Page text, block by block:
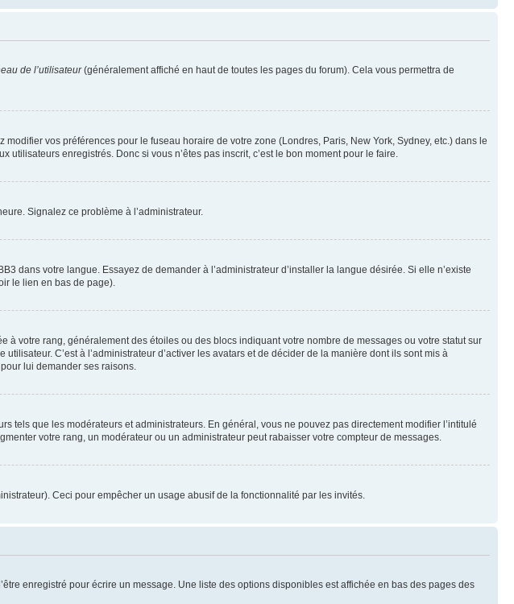
de l’utilisateur(généralement affiché en haut de toutes les pages du forum). Cela vous permettra de
vos préférences pour le fuseau horaire de votre zone (Londres, Paris, New York, Sydney, etc.) dans le
enregistrés. Donc si vous n’êtes pas inscrit, c’est le bon moment pour le faire.
Signalez ce problème à l’administrateur.
dans votre langue. Essayez de demander à l’administrateur d’installer la langue désirée. Si elle n’existe
le lien en bas de page).
à votre rang, généralement des étoiles ou des blocs indiquant votre nombre de messages ou votre statut sur
C’est à l’administrateur d’activer les avatars et de décider de la manière dont ils sont mis à
lui demander ses raisons.
tels que les modérateurs et administrateurs. En général, vous ne pouvez pas directement modifier l’intitulé
votre rang, un modérateur ou un administrateur peut rabaisser votre compteur de messages.
Ceci pour empêcher un usage abusif de la fonctionnalité par les invités.
enregistré pour écrire un message. Une liste des options disponibles est affichée en bas des pages des